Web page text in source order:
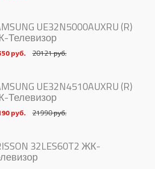
UE32N5000AUXRU (R)
Телевизор
руб. 20121 руб.
UE32N4510AUXRU (R)
Телевизор
руб. 21990 руб.
32LES60T2 ЖК-